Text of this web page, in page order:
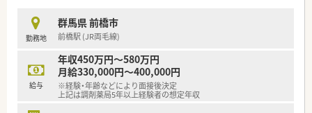
■店舗見学時の雰囲気が決め手となり入社された方も多数いら
っしゃる社風です。
■患者様からの評判も良く、穏やかな環境で長く働きたい方に最
適な職場です。
勤務地
群馬県 前橋市
前橋駅 (JR両毛線)
給与
年収450万円～580万円
月給330,000円～400,000円
※経験・年齢などにより面接後決定
上記は調剤薬局5年以上経験者の想定年収